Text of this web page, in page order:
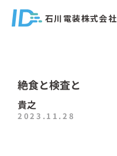
石川電装株式会社
絶食と検査と
貴之
2023.11.28